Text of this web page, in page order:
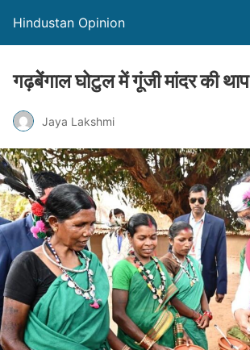
Hindustan Opinion
गढ़बेेंगाल घोटुल में गूंजी मांदर की थाप
Jaya Lakshmi